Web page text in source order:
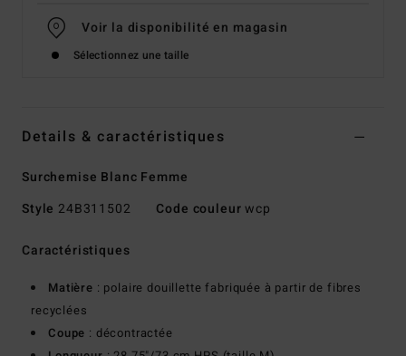
Voir la disponibilité en magasin
Sélectionnez une taille
Details & caractéristiques
Surchemise Blanc Femme
Style 24B311502 Code couleurwcp
Caractéristiques
Matière : polaire douillette fabriquée à partir de fibres
recyclées
Coupe : décontractée